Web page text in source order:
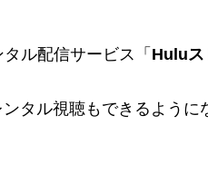
ル配信サービス「 Huluス
タル視聴もできるように